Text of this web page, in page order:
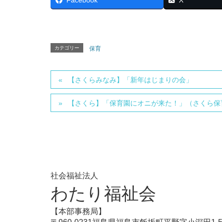
カテゴリー 保育
【さくらみなみ】「新年はじまりの会」
【さくら】「保育園にオニが来た！」（さくら
社会福祉法人
わたり福祉会
【本部事務局】